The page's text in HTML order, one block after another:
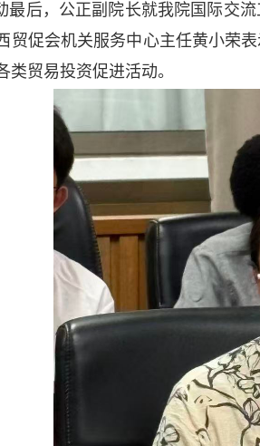
最后，公正副院长就我院国际交
贸促会机关服务中心主任黄小荣
类贸易投资促进活动。